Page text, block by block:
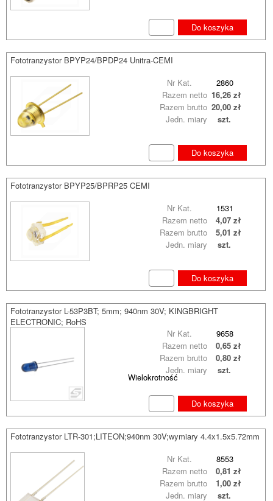
Do koszyka
Fototranzystor BPYP24/BPDP24 Unitra-CEMI
Nr Kat.
2860
Razem brutto 20,00 zł
Razem netto 16,26 zł
Jedn. miary szt.
Do koszyka
Fototranzystor BPYP25/BPRP25 CEMI
Nr Kat.
1531
Razem brutto 5,01 zł
Razem netto 4,07 zł
Jedn. miary szt.
Do koszyka
Fototranzystor L-53P3BT; 5mm; 940nm 30V; KINGBRIGHT
ELECTRONIC; RoHS
Wielokrotność
Nr Kat. 9658
Razem brutto 0,80 zł
Razem netto 0,65 zł
Jedn. miary szt.
Do koszyka
Fototranzystor LTR-301;LITEON;940nm 30V;wymiary 4.4x1.5x5.72mm
Nr Kat.
8553
Razem brutto 1,00 zł
Razem netto 0,81 zł
Jedn. miary szt.